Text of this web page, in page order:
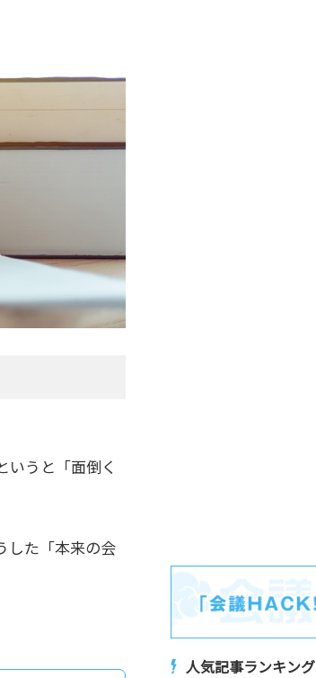
いうと「面倒く
した「本来の会
人気記事ランキング